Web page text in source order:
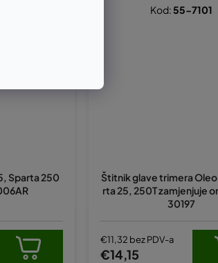
Sparta 250
Štitnik glave trimera
rta 25, 250T zamjenjuje
30197
€11,32 bez PDV-a
€14,15
Kod: 55-7101